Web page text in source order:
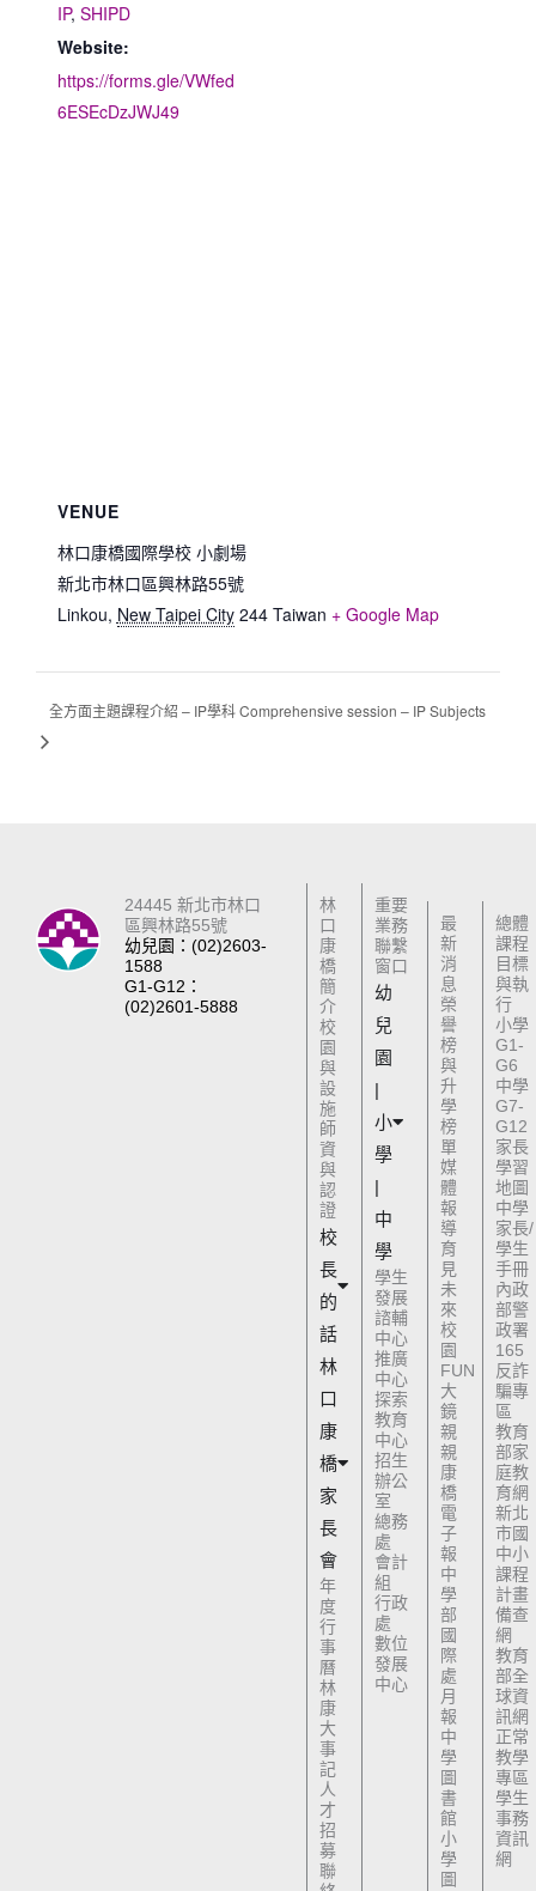
IP, SHIPD
Website:
https://forms.gle/VWfed
6ESEcDzJWJ49
VENUE
林口康橋國際學校 小劇場
新北市林口區興林路55號
Linkou, New Taipei City 244 Taiwan + Google Map
全方面主題課程介紹 – IP學科 Comprehensive session – IP Subjects
24445 新北市林口
區興林路55號
幼兒園：(02)2603-
1588
G1-G12：
(02)2601-5888
林
口
康
橋
簡
介
校
園
與
設
施
師
資
與
認
證
校
長
的
話
林
口
康
橋
家
長
會
年
度
行
事
曆
林
康
大
事
記
人
才
招
募
聯
重要
業務
聯繫
窗口
幼
兒
園
|
小
學
|
中
學
學生
發展
諮輔
中心
推廣
中心
探索
教育
中心
招生
辦公
室
總務
處
會計
組
行政
處
數位
發展
中心
最
新
消
息
榮
譽
榜
與
升
學
榜
單
媒
體
報
導
育
見
未
來
校
園
FUN
大
鏡
親
親
康
橋
電
子
報
中
學
部
國
際
處
月
報
中
學
圖
書
館
小
學
圖
總體
課程
目標
與執
行
小學
G1-
G6
中學
G7-
G12
家長
學習
地圖
中學
家長/
學生
手冊
內政
部警
政署
165
反詐
騙專
區
教育
部家
庭教
育網
新北
市國
中小
課程
計畫
備查
網
教育
部全
球資
訊網
正常
教學
專區
學生
事務
資訊
網